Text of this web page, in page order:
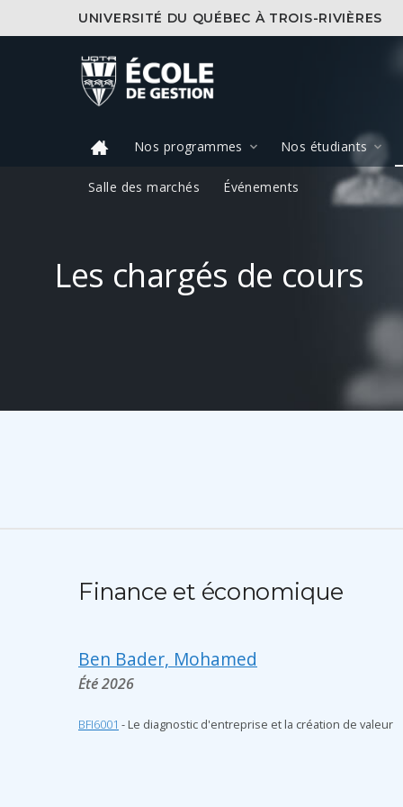
UNIVERSITÉ DU QUÉBEC À TROIS-RIVIÈRES
Nos programmes Nos étudiants
Salle des marchés Événements
Les chargés de cours
Finance et économique
Ben Bader, Mohamed
Été 2026
BFI6001 - Le diagnostic d'entreprise et la création de valeur